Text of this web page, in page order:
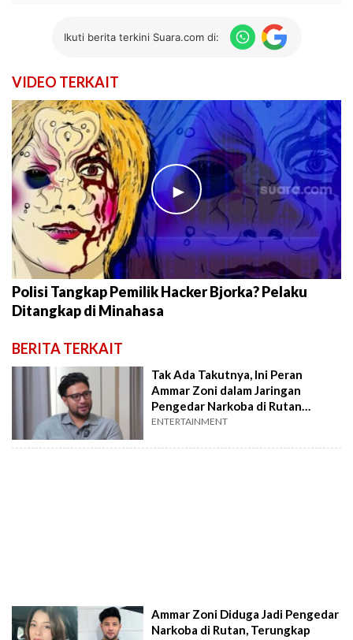
Ikuti berita terkini Suara.com di:
VIDEO TERKAIT
►
Polisi Tangkap Pemilik Hacker Bjorka? Pelaku
Ditangkap di Minahasa
BERITA TERKAIT
Tak Ada Takutnya, Ini Peran
Ammar Zoni dalam Jaringan
Pengedar Narkoba di Rutan
Salemba
ENTERTAINMENT
Ammar Zoni Diduga Jadi Pengedar
Narkoba di Rutan, Terungkap